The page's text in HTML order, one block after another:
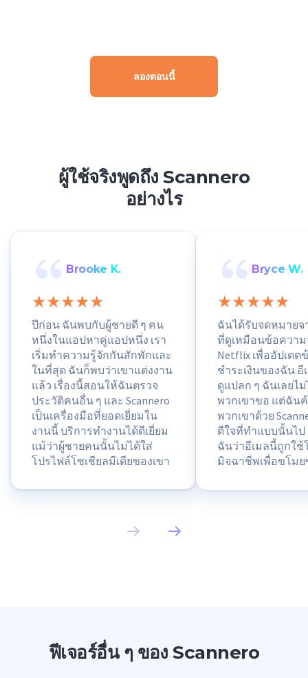
ลองตอนนี้
ผู้ใช้จริงพูดถึง Scannero
อย่างไร
Brooke K.
ปีก่อน ฉันพบกับผู้ชายดี ๆ คน
หนึ่งในแอปหาคู่แอปหนึ่ง เรา
เริ่มทำความรู้จักกันสักพักและ
ในที่สุด ฉันก็พบว่าเขาแต่งงาน
แล้ว เรื่องนี้สอนให้ฉันตรวจ
ประวัติคนอื่น ๆ และ Scannero
เป็นเครื่องมือที่ยอดเยี่ยมใน
งานนี้ บริการทำงานได้ดีเยี่ยม
แม้ว่าผู้ชายคนนั้นไม่ได้ใส่
โปรไฟล์โซเชียลมีเดียของเขา
เท่านั้น
Bryce W.
ฉันได้รับจดหมาย
ที่ดูเหมือนข้อควา
Netflix เพื่ออัปเดต
ชำระเงินของฉัน อี
ดูแปลก ๆ ฉันเลยไ
พวกเขาขอ แต่ฉัน
พวกเขาด้วย
ดีใจที่ทำแบบนั้นไป
ฉันว่าอีเมลนี้ถูกใช้
มิจฉาชีพเพื่อขโม
ฉันเลยยังปลอดภัย
ฟีเจอร์อื่น ๆ ของ Scannero